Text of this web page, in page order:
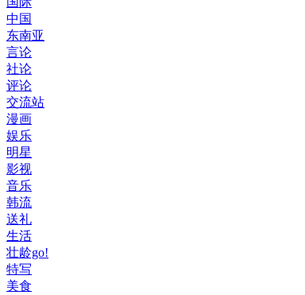
中国
东南亚
言论
社论
评论
交流站
漫画
娱乐
明星
影视
音乐
韩流
送礼
生活
壮龄go!
特写
美食